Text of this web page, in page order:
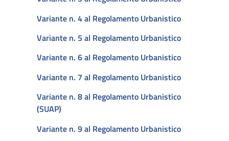
Variante n. 4 al Regolamento Urbanistico
Variante n. 5 al Regolamento Urbanistico
Variante n. 6 al Regolamento Urbanistico
Variante n. 7 al Regolamento Urbanistico
Variante n. 8 al Regolamento Urbanistico
(SUAP)
Variante n. 9 al Regolamento Urbanistico